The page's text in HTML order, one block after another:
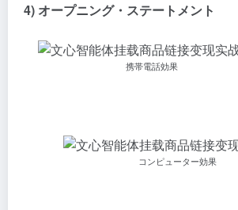
4) オープニング・ステートメント
携帯電話効果
コンピューター効果